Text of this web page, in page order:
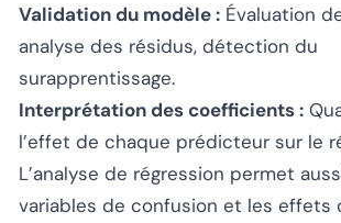
Validation du modèle : Évaluation
analyse des résidus, détection du
surapprentissage.
Interprétation des coefficients :
l’effet de chaque prédicteur sur le
L’analyse de régression permet
variables de confusion et les effets